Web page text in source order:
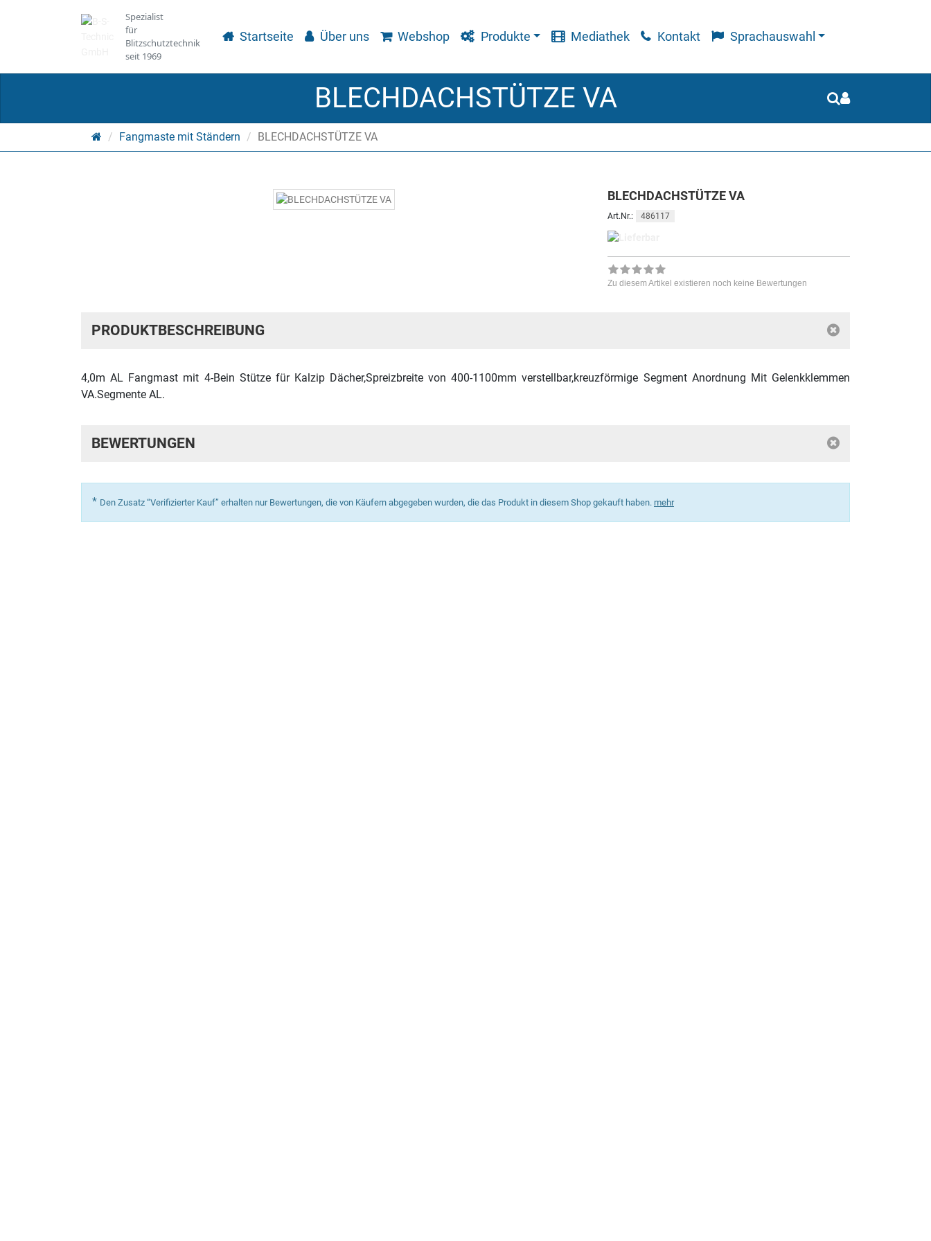
Spezialist
für
Blitzschutztechnik
seit 1969
Startseite Über uns Webshop Produkte Mediathek Kontakt Sprachauswahl
BLECHDACHSTÜTZE VA
Startseite
Fangmaste mit Ständern BLECHDACHSTÜTZE VA
BLECHDACHSTÜTZE VA
Art.Nr.: 486117
Zu diesem Artikel existieren noch keine Bewertungen
PRODUKTBESCHREIBUNG
4,0m AL Fangmast mit 4-Bein Stütze für Kalzip Dächer,Spreizbreite von 400-1100mm verstellbar,kreuzförmige Segment Anordnung Mit Gelenkklemmen
VA.Segmente AL.
BEWERTUNGEN
* Den Zusatz “Verifizierter Kauf” erhalten nur Bewertungen, die von Käufern abgegeben wurden, die das Produkt in diesem Shop gekauft haben. mehr